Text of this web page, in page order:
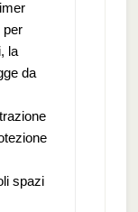
per
la
da
spazi